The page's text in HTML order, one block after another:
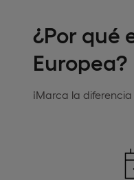
¿Por qué
Europea?
¡Marca la